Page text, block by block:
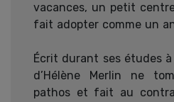
vacances, un petit
fait adopter comme un
Écrit durant ses études
d’Hélène Merlin ne
pathos et fait au